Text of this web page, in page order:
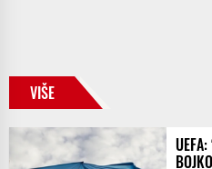
VIŠE
UEFA: